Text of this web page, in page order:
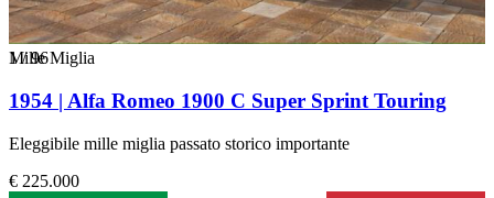
1/96
Mille Miglia
1954 | Alfa Romeo 1900 C Super Sprint Touring
Eleggibile mille miglia passato storico importante
€ 225.000